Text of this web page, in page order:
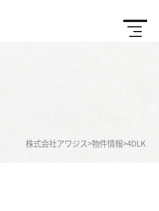
株式会社アワジス>物件情報>4DLK